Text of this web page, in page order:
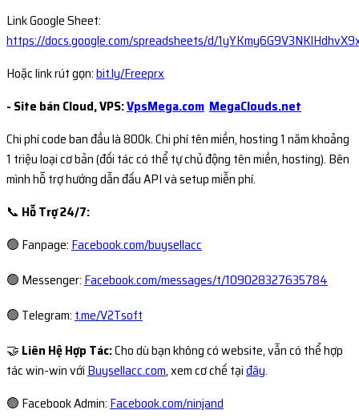
Link Google Sheet:
https://docs.google.com/spreadsheets/d/
Hoặc link rút gọn:bit.ly/Freeprx
- Site bán Cloud, VPS:VpsMega.com MegaClouds.net
Chi phí code ban đầu là 800k. Chi phí tên miền, hosting 1 năm khoảng
1 triệu loại cơ bản (đối tác có thể tự chủ động tên miền, hosting). Bên
mình hỗ trợ hướng dẫn đấu API và setup miễn phí.
📞 Hỗ Trợ 24/7:
🟢 Fanpage: Facebook.com/buysellacc
🟢 Messenger: Facebook.com/messages/t/109028327635784
🟢 Telegram: t.me/V2Tsoft
🤝 Liên Hệ Hợp Tác:Cho dù bạn không có website, vẫn có thể hợp
tác win-win với Buysellacc.com, xem cơ chế tạiđây.
🟢 Facebook Admin: Facebook.com/ninjand